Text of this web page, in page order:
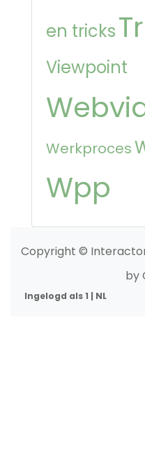
en tricks
Viewpoint
Werkproces
Wpp
Copyright ©
by
Ingelogd als 1 | NL